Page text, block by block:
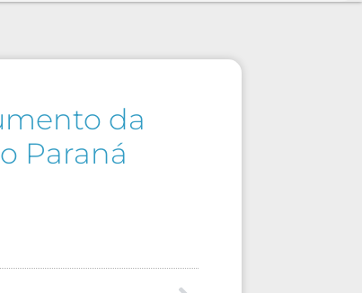
da
Paraná